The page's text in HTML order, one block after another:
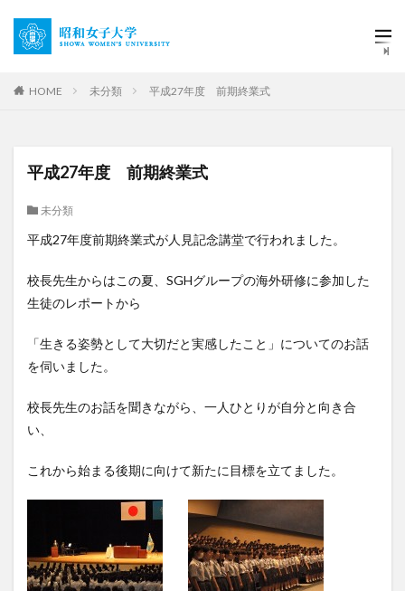
HOME 未分類 平成27年度 前期終業式
平成27年度 前期終業式
未分類
平成27年度前期終業式が人見記念講堂で行われました。
校長先生からはこの夏、SGHグループの海外研修に参加した
生徒のレポートから
「生きる姿勢として大切だと実感したこと」についてのお話
を伺いました。
校長先生のお話を聞きながら、一人ひとりが自分と向き合
い、
これから始まる後期に向けて新たに目標を立てました。